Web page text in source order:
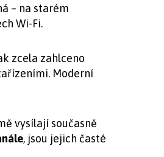
– na starém
Wi-Fi.
zcela zahlceno
Moderní
vysílají současně
, jsou jejich časté